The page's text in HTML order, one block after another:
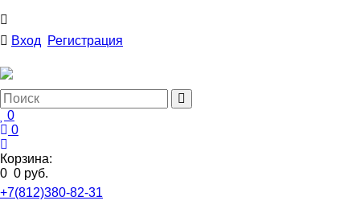
Вход Регистрация
0
0
Корзина:
0 0 руб.
+7(812)380-82-31